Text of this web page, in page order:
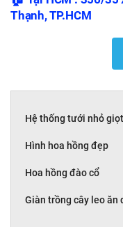
Thạnh, TP.HCM
Hệ thống tưới nhỏ
Hình hoa hồng đẹp
Hoa hồng đào cổ
Giàn trồng cây leo ăn